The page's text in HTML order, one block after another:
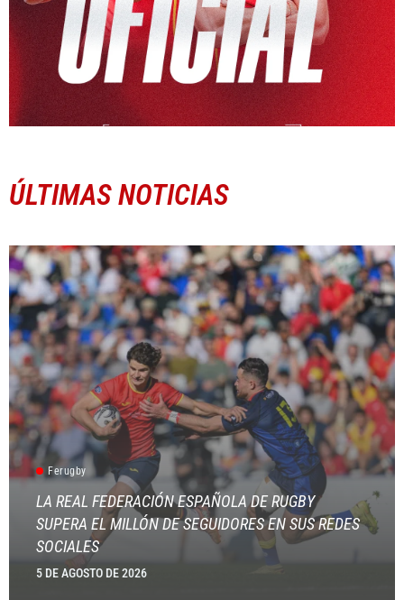
ÚLTIMAS NOTICIAS
Ferugby
LA REAL FEDERACIÓN ESPAÑOLA DE RUGBY
SUPERA EL MILLÓN DE SEGUIDORES EN SUS REDES
SOCIALES
5 DE AGOSTO DE 2026